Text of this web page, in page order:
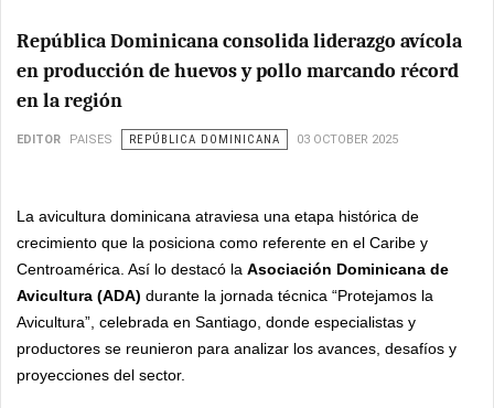
República Dominicana consolida liderazgo avícola
en producción de huevos y pollo marcando récord
en la región
EDITOR PAISES REPÚBLICA DOMINICANA 03 OCTOBER 2025
La avicultura dominicana atraviesa una etapa histórica de
crecimiento que la posiciona como referente en el Caribe y
Centroamérica. Así lo destacó la Asociación Dominicana de
Avicultura (ADA) durante la jornada técnica “Protejamos la
Avicultura”, celebrada en Santiago, donde especialistas y
productores se reunieron para analizar los avances, desafíos y
proyecciones del sector.